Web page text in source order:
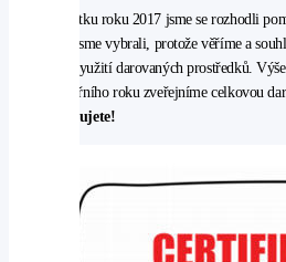
Na začátku roku 2017 jsme se rozhodli
nadaci jsme vybrali, protože věříme a
100% využití darovaných prostředků.
kalendářního roku zveřejníme celkovou
podporujete!